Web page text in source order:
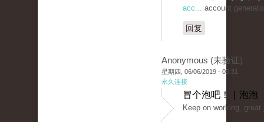
acc... account
回复
Anonymous (未验证)
星期四, 06/06/2019 - 03:31
永久连接
冒个泡吧！ | 泡泡
Keep on working, great